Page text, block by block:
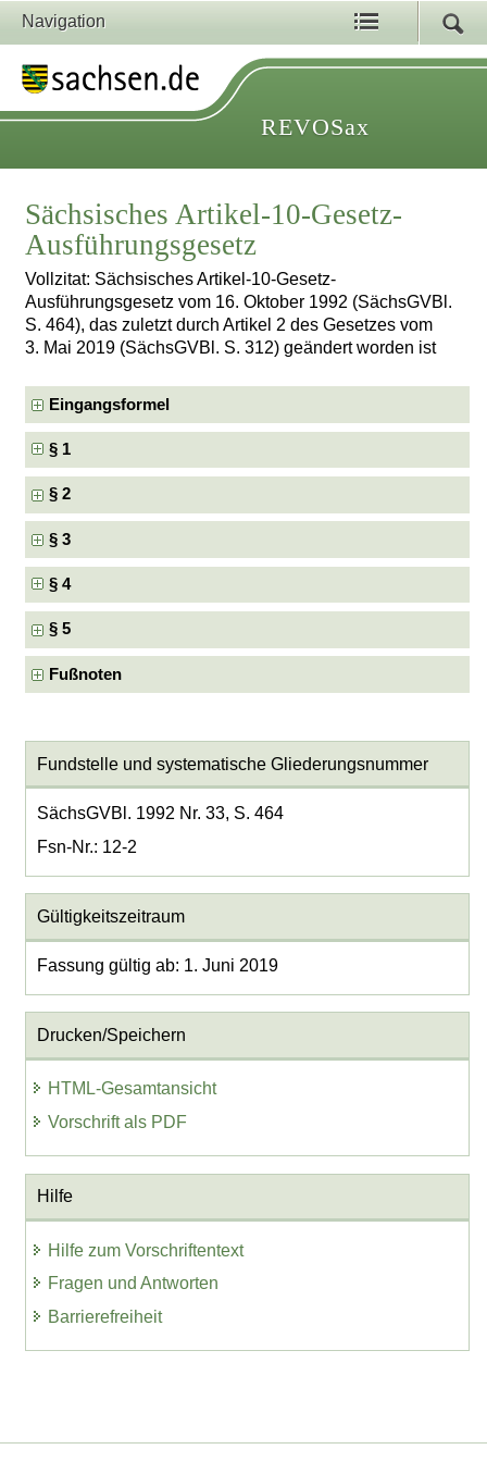
Navigation
REVOSax
Sächsisches Artikel-10-Gesetz-
Ausführungsgesetz
Vollzitat: Sächsisches Artikel-10-Gesetz-
Ausführungsgesetz vom 16. Oktober 1992 (SächsGVBl.
S. 464), das zuletzt durch Artikel 2 des Gesetzes vom
3. Mai 2019 (SächsGVBl. S. 312) geändert worden ist
Eingangsformel
§ 1
§ 2
§ 3
§ 4
§ 5
Fußnoten
Fundstelle und systematische Gliederungsnummer
SächsGVBl. 1992 Nr. 33, S. 464
Fsn-Nr.: 12-2
Gültigkeitszeitraum
Fassung gültig ab: 1. Juni 2019
Drucken/Speichern
HTML-Gesamtansicht
Vorschrift als PDF
Hilfe
Hilfe zum Vorschriftentext
Fragen und Antworten
Barrierefreiheit